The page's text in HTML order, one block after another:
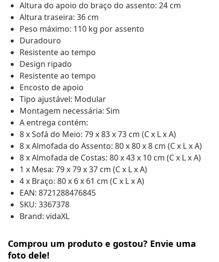
Altura do apoio do braço do assento: 24 cm
Altura traseira: 36 cm
Peso máximo: 110 kg por assento
Duradouro
Resistente ao tempo
Design ripado
Resistente ao tempo
Encosto de apoio
Tipo ajustável: Modular
Montagem necessária: Sim
A entrega contém:
8 x Sofá do Meio: 79 x 83 x 73 cm (C x L x A)
8 x Almofada do Assento: 80 x 80 x 8 cm (C x L x A)
8 x Almofada de Costas: 80 x 43 x 10 cm (C x L x A)
1 x Mesa: 79 x 79 x 37 cm (C x L x A)
4 x Braço: 80 x 6 x 61 cm (C x L x A)
EAN: 8721288476845
SKU: 3367378
Brand: vidaXL
Comprou um produto e gostou? Envie uma
foto dele!